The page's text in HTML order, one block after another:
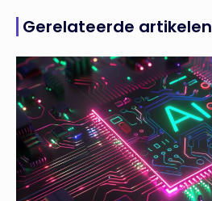
Gerelateerde artikelen